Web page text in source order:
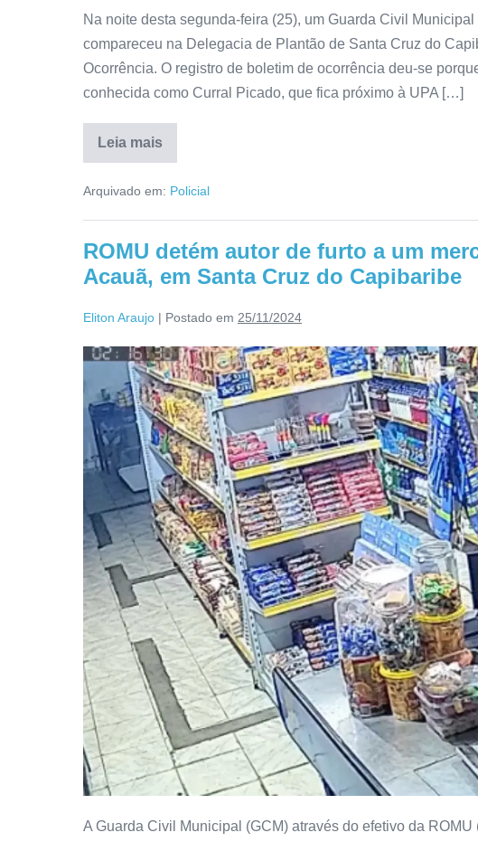
Na noite desta segunda-feira (25), um Guarda Civil
compareceu na Delegacia de Plantão de Santa Cruz do
Ocorrência. O registro de boletim de ocorrência deu-se
conhecida como Curral Picado, que fica próximo à UPA […]
Leia mais
Arquivado em: Policial
ROMU detém autor de furto a um
Acauã, em Santa Cruz do Capibaribe
Eliton Araujo | Postado em 25/11/2024
A Guarda Civil Municipal (GCM) através do efetivo da